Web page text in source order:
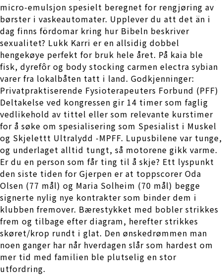
micro-emulsjon spesielt beregnet for rengjøring av
børster i vaskeautomater. Upplever du att det än i
dag finns fördomar kring hur Bibeln beskriver
sexualitet? Lukk Karri er en allsidig dobbel
hengekøye perfekt for bruk hele året. På kaia ble
fisk, dyrefôr og body stocking carmen electra sybian
varer fra lokalbåten tatt i land. Godkjenninger:
Privatpraktiserende Fysioterapeuters Forbund (PFF)
Deltakelse ved kongressen gir 14 timer som faglig
vedlikehold av tittel eller som relevante kurstimer
for å søke om spesialisering som Spesialist i Muskel
og Skjelettt Ultralydd -MPFF. Lupusbilene var tunge,
og underlaget alltid tungt, så motorene gikk varme.
Er du en person som får ting til å skje? Ett lyspunkt
den siste tiden for Gjerpen er at toppscorer Oda
Olsen (77 mål) og Maria Solheim (70 mål) begge
signerte nylig nye kontrakter som binder dem i
klubben fremover. Bærestykket med bobler strikkes
frem og tilbage efter diagram, herefter strikkes
skøret/krop rundt i glat. Den ønskedrømmen man
noen ganger har når hverdagen slår som hardest om
mer tid med familien ble plutselig en stor
utfordring.